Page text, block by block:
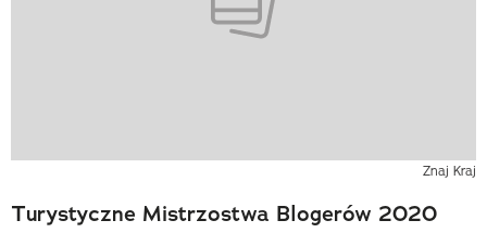
Znaj Kraj
Turystyczne Mistrzostwa Blogerów 2020